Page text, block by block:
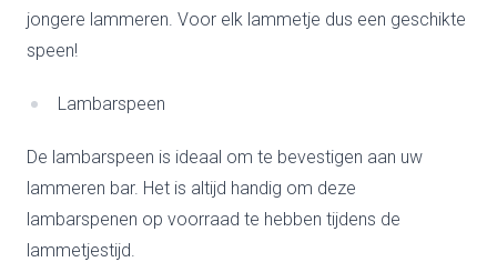
jongere lammeren. Voor elk lammetje dus een geschikte
speen!
Lambarspeen
De lambarspeen is ideaal om te bevestigen aan uw
lammeren bar. Het is altijd handig om deze
lambarspenen op voorraad te hebben tijdens de
lammetjestijd.